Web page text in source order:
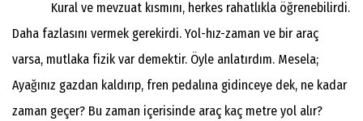
Kural ve mevzuat kısmını, herkes rahatlıkla öğrenebilirdi.
Daha fazlasını vermek gerekirdi. Yol-hız-zaman ve bir araç
varsa, mutlaka fizik var demektir. Öyle anlatırdım. Mesela;
Ayağınız gazdan kaldırıp, fren pedalına gidinceye dek, ne kadar
zaman geçer? Bu zaman içerisinde araç kaç metre yol alır?